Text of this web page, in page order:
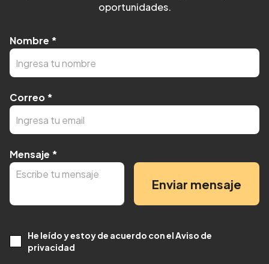
oportunidades.
Nombre *
Correo*
Mensaje *
Enviar mensaje
He leído y estoy de acuerdo con el Aviso de
privacidad